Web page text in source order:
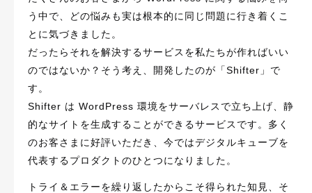
う中で、どの悩みも実は根本的に同じ問題に行き着くこ
とに気づきました。
だったらそれを解決するサービスを私たちが作ればいい
のではないか？そう考え、開発したのが「Shifter」で
す。
Shifter は WordPress 環境をサーバレスで立ち上げ、静
的なサイトを生成することができるサービスです。多く
のお客さまに好評いただき、今ではデジタルキューブを
代表するプロダクトのひとつになりました。
トライ＆エラーを繰り返したからこそ得られた知見、そ